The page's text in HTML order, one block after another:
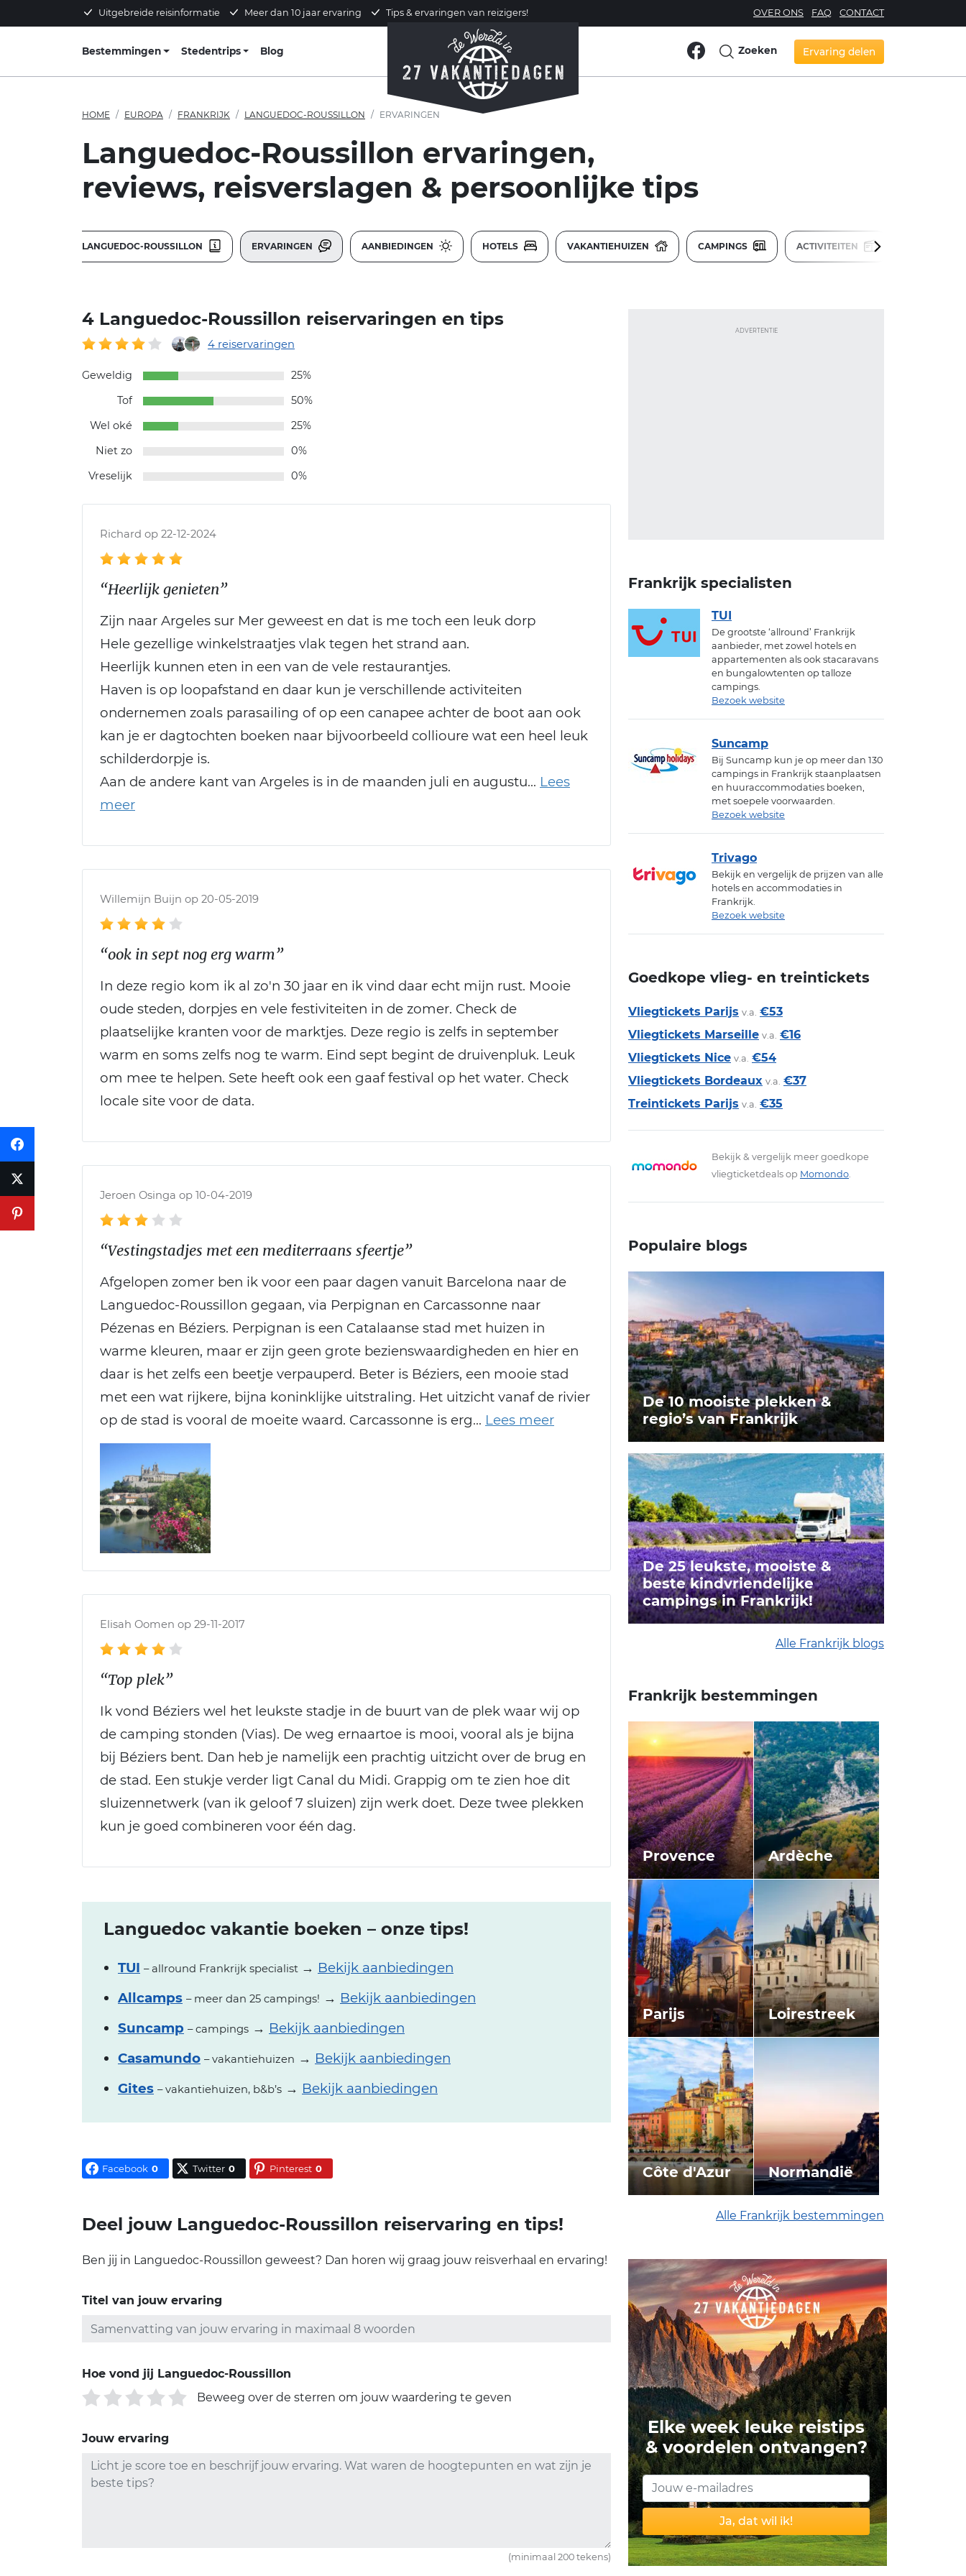
Uitgebreide reisinformatie Meer dan 10 jaar ervaring Tips & ervaringen van reizigers! OVER ONS FAQ CONTACT
Bestemmingen Stedentrips Blog Zoeken Ervaring delen
HOME EUROPA FRANKRIJK LANGUEDOC-ROUSSILLON ERVARINGEN
Languedoc-Roussillon ervaringen,
reviews, reisverslagen & persoonlijke tips
LANGUEDOC-ROUSSILLON ERVARINGEN AANBIEDINGEN HOTELS VAKANTIEHUIZEN CAMPINGS ACTIVITEITEN
4 Languedoc-Roussillon reiservaringen en tips
4 reiservaringen
Geweldig
25%
Tof
50%
Wel oké
25%
Niet zo
0%
Vreselijk
0%
Richard op 22-12-2024
“Heerlijk genieten”
Zijn naar Argeles sur Mer geweest en dat is me toch een leuk dorp
Hele gezellige winkelstraatjes vlak tegen het strand aan.
Heerlijk kunnen eten in een van de vele restaurantjes.
Haven is op loopafstand en daar kun je verschillende activiteiten
ondernemen zoals parasailing of op een canapee achter de boot aan ook
kan je er dagtochten boeken naar bijvoorbeeld collioure wat een heel leuk
schilderdorpje is.
Aan de andere kant van Argeles is in de maanden juli en augustu
Willemijn Buijn op 20-05-2019
“ook in sept nog erg warm”
In deze regio kom ik al zo'n 30 jaar en ik vind daar echt mijn rust. Mooie
oude steden, dorpjes en vele festiviteiten in de zomer. Check de
plaatselijke kranten voor de marktjes. Deze regio is zelfs in september
warm en soms zelfs nog te warm. Eind sept begint de druivenpluk. Leuk
om mee te helpen. Sete heeft ook een gaaf festival op het water. Check
locale site voor de data.
Jeroen Osinga op 10-04-2019
“Vestingstadjes met een mediterraans sfeertje”
Afgelopen zomer ben ik voor een paar dagen vanuit Barcelona naar de
Languedoc-Roussillon gegaan, via Perpignan en Carcassonne naar
Pézenas en Béziers. Perpignan is een Catalaanse stad met huizen in
warme kleuren, maar er zijn geen grote bezienswaardigheden en hier en
daar is het zelfs een beetje verpauperd. Beter is Béziers, een mooie stad
met een wat rijkere, bijna koninklijke uitstraling. Het uitzicht vanaf de rivier
op de stad is vooral de moeite waard. Carcassonne is erg
Elisah Oomen op 29-11-2017
“Top plek”
Ik vond Béziers wel het leukste stadje in de buurt van de plek waar wij op
de camping stonden (Vias). De weg ernaartoe is mooi, vooral als je bijna
bij Béziers bent. Dan heb je namelijk een prachtig uitzicht over de brug en
de stad. Een stukje verder ligt Canal du Midi. Grappig om te zien hoe dit
sluizennetwerk (van ik geloof 7 sluizen) zijn werk doet. Deze twee plekken
kun je goed combineren voor één dag.
Languedoc vakantie boeken – onze tips!
TUI – allround Frankrijk specialist → Bekijk aanbiedingen
Allcamps – meer dan 25 campings! → Bekijk aanbiedingen
Suncamp – campings → Bekijk aanbiedingen
Casamundo – vakantiehuizen → Bekijk aanbiedingen
Gites – vakantiehuizen, b&b’s → Bekijk aanbiedingen
Facebook 0 Twitter 0 Pinterest 0
Deel jouw Languedoc-Roussillon reiservaring en tips!
Ben jij in Languedoc-Roussillon geweest? Dan horen wij graag jouw reisverhaal en ervaring!
Titel van jouw ervaring
Hoe vond jij Languedoc-Roussillon
Beweeg over de sterren om jouw waardering te geven
Jouw ervaring
(minimaal 200 tekens)
ADVERTENTIE
Frankrijk specialisten
TUI
De grootste ‘allround’ Frankrijk
aanbieder, met zowel hotels en
appartementen als ook stacaravans
en bungalowtenten op talloze
campings.
Bezoek website
Suncamp
Bij Suncamp kun je op meer dan 130
campings in Frankrijk staanplaatsen
en huuraccommodaties boeken,
met soepele voorwaarden.
Bezoek website
Trivago
Bekijk en vergelijk de prijzen van alle
hotels en accommodaties in
Frankrijk.
Bezoek website
Goedkope vlieg- en treintickets
Vliegtickets Parijs v.a. €53
Vliegtickets Marseille v.a. €16
Vliegtickets Nice v.a. €54
Vliegtickets Bordeaux v.a. €37
Treintickets Parijs v.a. €35
Bekijk & vergelijk meer goedkope
vliegticketdeals op Momondo
Populaire blogs
De 10 mooiste plekken &
regio’s van Frankrijk
De 25 leukste, mooiste &
beste kindvriendelijke
campings in Frankrijk!
Alle Frankrijk blogs
Frankrijk bestemmingen
Provence Ardèche
Parijs Loirestreek
Côte d'Azur Normandië
Alle Frankrijk bestemmingen
Elke week leuke reistips
& voordelen ontvangen?
Ja, dat wil ik!